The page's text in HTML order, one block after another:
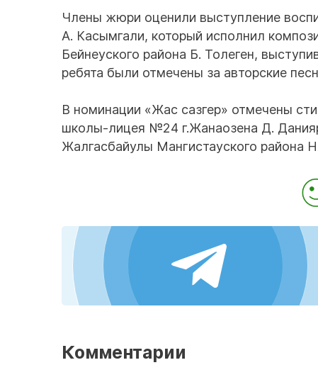
Члены жюри оценили выступление
А. Касымгали, который исполнил
Бейнеуского района Б. Толеген,
ребята были отмечены за авторские
В номинации «Жас сазгер» отмечены
школы-лицея №24 г.Жанаозена Д.
Жалгасбайулы Мангистауского района
Комментарии